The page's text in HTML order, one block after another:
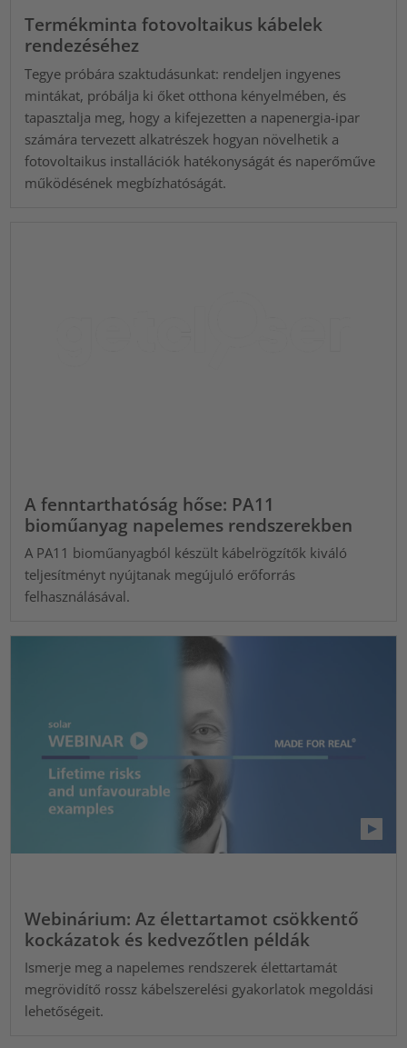
Termékminta fotovoltaikus kábelek
rendezéséhez
Tegye próbára szaktudásunkat: rendeljen ingyenes
mintákat, próbálja ki őket otthona kényelmében, és
tapasztalja meg, hogy a kifejezetten a napenergia-ipar
számára tervezett alkatrészek hogyan növelhetik a
fotovoltaikus installációk hatékonyságát és naperőműve
működésének megbízhatóságát.
A fenntarthatóság hőse: PA11
bioműanyag napelemes rendszerekben
A PA11 bioműanyagból készült kábelrögzítők kiváló
teljesítményt nyújtanak megújuló erőforrás
felhasználásával.
Webinárium: Az élettartamot csökkentő
kockázatok és kedvezőtlen példák
Ismerje meg a napelemes rendszerek élettartamát
megrövidítő rossz kábelszerelési gyakorlatok megoldási
lehetőségeit.